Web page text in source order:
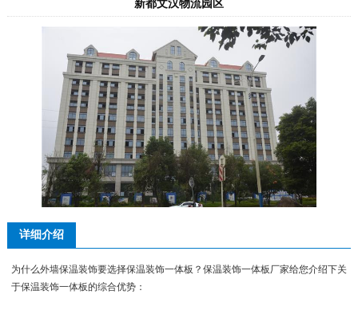
新都文汉物流园区
详细介绍
为什么外墙保温装饰要选择保温装饰一体板？保温装饰一体板厂家给您介绍下关
于保温装饰一体板的综合优势：